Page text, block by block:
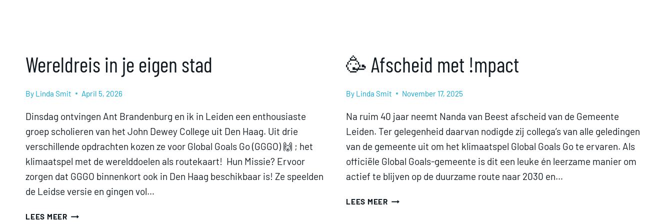
Wereldreis in je eigen stad
By Linda Smit April 5, 2026
Dinsdag ontvingen Ant Brandenburg en ik in Leiden een enthousiaste
groep scholieren van het John Dewey College uit Den Haag. Uit drie
verschillende opdrachten kozen ze voor Global Goals Go (GGGO) 🙌 ; het
klimaatspel met de werelddoelen als routekaart! Hun Missie? Ervoor
zorgen dat GGGO binnenkort ook in Den Haag beschikbaar is! Ze speelden
de Leidse versie en gingen vol…
LEES MEERWERELDREIS
🥳 Afscheid met !mpact
By Linda Smit November 17, 2025
Na ruim 40 jaar neemt Nanda van Beest afscheid van de Gemeente
Leiden. Ter gelegenheid daarvan nodigde zij collega’s van alle geledingen
van de gemeente uit om het klimaatspel Global Goals Go te ervaren. Als
officiële Global Goals-gemeente is dit een leuke én leerzame manier om
actief te blijven op de duurzame route naar 2030 en…
LEES MEER🥳